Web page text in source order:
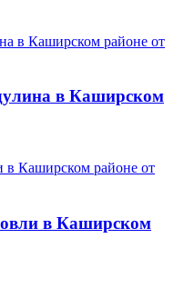
от
в Каширском
от
в Каширском